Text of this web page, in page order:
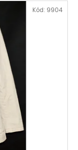
Kód: 9904